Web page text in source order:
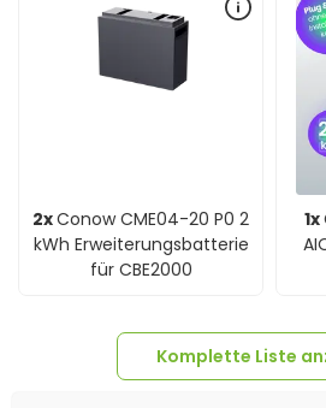
2xConow CME04-20 P0 2
kWh Erweiterungsbatterie
für CBE2000
1x
Komplette Liste